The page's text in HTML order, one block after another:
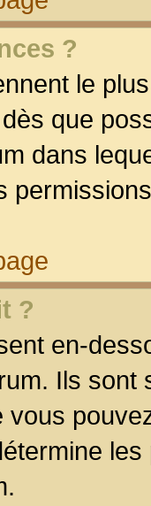
?
le
que
dans
?
en-
Ils
vous